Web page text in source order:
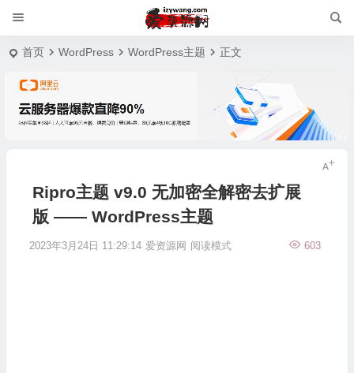
首页 WordPress WordPress主题 正文
Ripro主题 v9.0 无加密全解密去扩展
版 —— WordPress主题
2023年3月24日 11:29:14 爱资源网 603
阅读模式